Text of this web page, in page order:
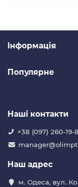
Матеріал:
Стан
Мала вага
Стійкість
Можливість
Iнформація
Популярне
Наші контакти
+38 (097) 260-19-
Наш адрес
м. Одеса, вул.